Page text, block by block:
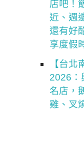
店吧！
近、週
還有好
享度假
【台
2026：
名店，
雞、叉